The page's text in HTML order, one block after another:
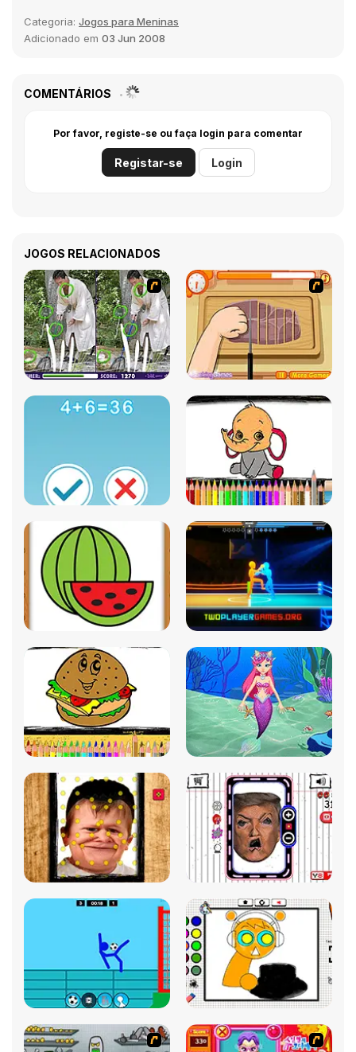
Categoria: Jogos para Meninas
Adicionado em 03 Jun 2008
COMENTÁRIOS
Por favor, registe-se ou faça login para comentar
Registar-se Login
JOGOS RELACIONADOS